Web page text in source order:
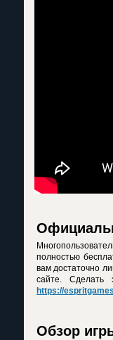
полностью
вам достаточно
сайте.
https://
Обзор